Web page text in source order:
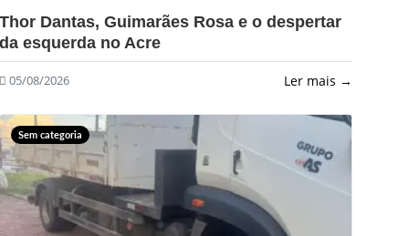
?>
Thor Dantas, Guimarães Rosa e o despertar
da esquerda no Acre
05/08/2026 Ler mais →
Sem categoria